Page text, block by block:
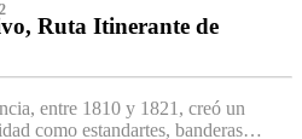
Ruta Itinerante de
entre 1810 y 1821, creó un
como estandartes, banderas…